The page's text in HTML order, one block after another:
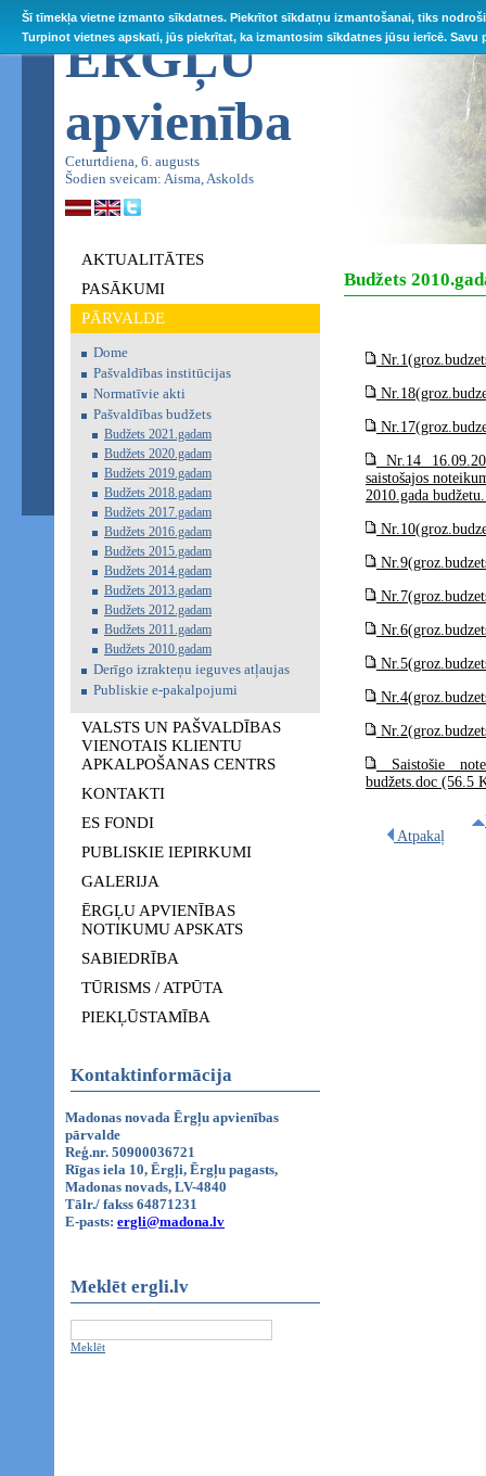
Šī tīmekļa vietne izmanto sīkdatnes. Piekrītot sīkdatņu izmantošanai, tiks
Turpinot vietnes apskati, jūs piekrītat, ka izmantosim sīkdatnes jūsu ierīcē.
ĒRGĻU
apvienība
Ceturtdiena, 6. augusts
Šodien sveicam: Aisma, Askolds
AKTUALITĀTES
PASĀKUMI
PĀRVALDE
Dome
Pašvaldības institūcijas
Normatīvie akti
Pašvaldības budžets
Budžets 2021.gadam
Budžets 2020.gadam
Budžets 2019.gadam
Budžets 2018.gadam
Budžets 2017.gadam
Budžets 2016.gadam
Budžets 2015.gadam
Budžets 2014.gadam
Budžets 2013.gadam
Budžets 2012.gadam
Budžets 2011.gadam
Budžets 2010.gadam
Derīgo izrakteņu ieguves atļaujas
Publiskie e-pakalpojumi
VALSTS UN PAŠVALDĪBAS
VIENOTAIS KLIENTU
APKALPOŠANAS CENTRS
KONTAKTI
ES FONDI
PUBLISKIE IEPIRKUMI
GALERIJA
ĒRGĻU APVIENĪBAS
NOTIKUMU APSKATS
SABIEDRĪBA
TŪRISMS / ATPŪTA
PIEKĻŪSTAMĪBA
Kontaktinformācija
Madonas novada Ērgļu apvienības
pārvalde
Reģ.nr. 50900036721
Rīgas iela 10, Ērgļi, Ērgļu pagasts,
Madonas novads, LV-4840
Tālr./ fakss 64871231
E-pasts: ergli@madona.lv
Meklēt ergli.lv
Meklēt
Budžets
Nr.14
saistošajos
2010.gada
Saistošie
budžets.doc (56.5
Atpakaļ